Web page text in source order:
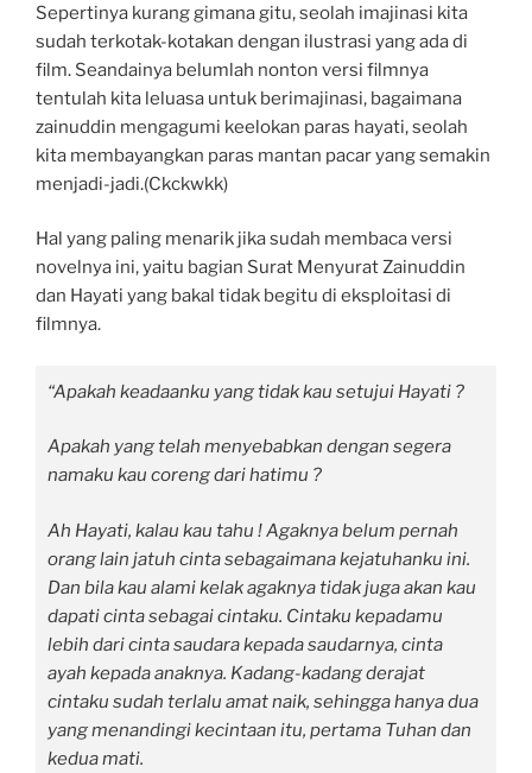
Sepertinya kurang gimana gitu, seolah imajinasi kita
sudah terkotak-kotakan dengan ilustrasi yang ada di
film. Seandainya belumlah nonton versi filmnya
tentulah kita leluasa untuk berimajinasi, bagaimana
zainuddin mengagumi keelokan paras hayati, seolah
kita membayangkan paras mantan pacar yang semakin
menjadi-jadi.(Ckckwkk)
Hal yang paling menarik jika sudah membaca versi
novelnya ini, yaitu bagian Surat Menyurat Zainuddin
dan Hayati yang bakal tidak begitu di eksploitasi di
filmnya.
“Apakah keadaanku yang tidak kau setujui Hayati ?
Apakah yang telah menyebabkan dengan segera
namaku kau coreng dari hatimu ?
Ah Hayati, kalau kau tahu ! Agaknya belum pernah
orang lain jatuh cinta sebagaimana kejatuhanku ini.
Dan bila kau alami kelak agaknya tidak juga akan kau
dapati cinta sebagai cintaku. Cintaku kepadamu
lebih dari cinta saudara kepada saudarnya, cinta
ayah kepada anaknya. Kadang-kadang derajat
cintaku sudah terlalu amat naik, sehingga hanya dua
yang menandingi kecintaan itu, pertama Tuhan dan
kedua mati.